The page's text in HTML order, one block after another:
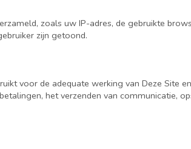
zoals uw IP-adres, de gebruikte
zijn getoond.
voor de adequate werking van Deze Site
het verzenden van communicatie,